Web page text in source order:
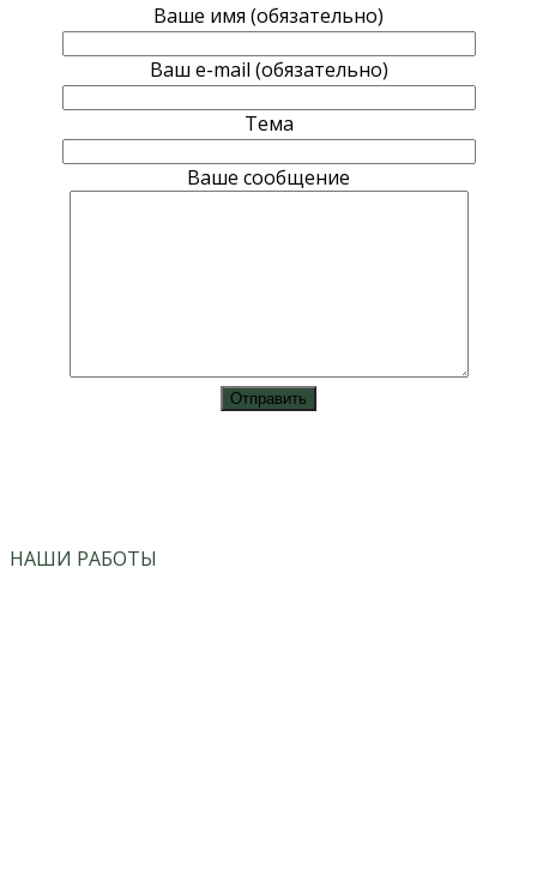
Ваше имя (обязательно)
Ваш e-mail (обязательно)
Тема
Ваше сообщение
НАШИ РАБОТЫ